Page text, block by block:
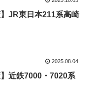
】JR東日本211系高崎
2025.08.04
】近鉄7000・7020系